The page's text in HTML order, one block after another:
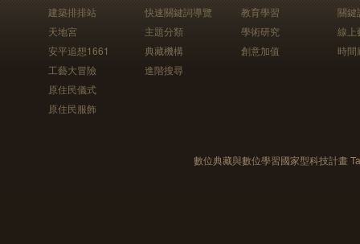
建築排排站
天地宮
安平追想1661
工藝大冒險
原住民儀式
原住民服飾
快速關鍵詞導覽
主題分類
典藏機構
進階搜尋
教育學習
學術研究
創意加值
關鍵
線上
時間
數位典藏與數位學習國家型科技計畫